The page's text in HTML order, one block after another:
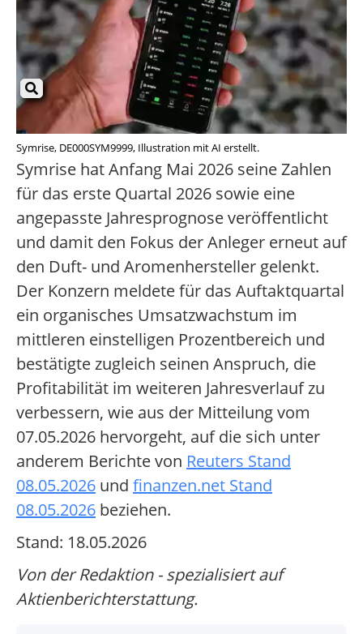
Symrise, DE000SYM9999, Illustration mit AI erstellt.
Symrise hat Anfang Mai 2026 seine Zahlen
für das erste Quartal 2026 sowie eine
angepasste Jahresprognose veröffentlicht
und damit den Fokus der Anleger erneut auf
den Duft- und Aromenhersteller gelenkt.
Der Konzern meldete für das Auftaktquartal
ein organisches Umsatzwachstum im
mittleren einstelligen Prozentbereich und
bestätigte zugleich seinen Anspruch, die
Profitabilität im weiteren Jahresverlauf zu
verbessern, wie aus der Mitteilung vom
07.05.2026 hervorgeht, auf die sich unter
anderem Berichte von Reuters Stand
08.05.2026 und finanzen.net Stand
08.05.2026 beziehen.
Stand: 18.05.2026
Von der Redaktion - spezialisiert auf
Aktienberichterstattung.